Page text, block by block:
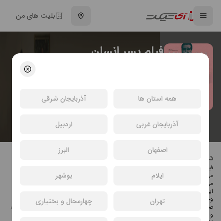
بلیت های من
همه استان ها آذربایجان شرقی
آذربایجان غربی اردبیل
اصفهان البرز
ایلام بوشهر
تهران چهارمحال و بختیاری
فیلم پسر انسان
درباره فیلم پسر انسان
فیلم پسر انسان به کارگردانی سپیده میرحسینی است که در گروه هنر و تجربه اکران
می‌شود. در خلاصه داستان فیلم آمده است: انسان‌ها اسرارشان را خیلی خوب پنهان
می‌کنند. بهنام شرفی، لیلا زارع، مجید پتکی، پریا مردانیان و هادی افتخارزاده بازیگران
این فیلم هستند. دیگر عوامل پسر انسان عبارت‌اند از: تهیه‌کننده: سپیده میرحسینی و
وحید دلیلی، مدیر فیلمبرداری: شهرام نجاریان، طراحی و ترکیب صدا: بهروز معاونیان،
صدابردار: فرزان معاونیان، آهنگساز: پیام آزادی، تدوین: نوید منصور قناعی، دستیار یک
و مدیر برنامه‌ریزی: یوسف طاهریان، منشی صحنه: پونه خامین، موسیقی موزیک بند: